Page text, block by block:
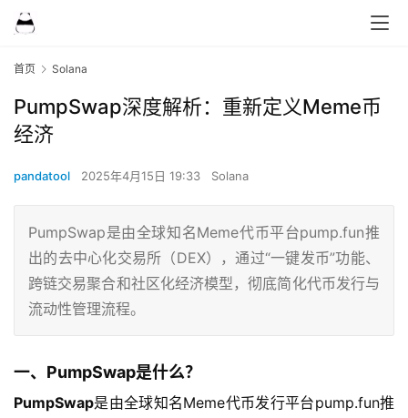
首页 Solana
PumpSwap深度解析：重新定义Meme币
经济
pandatool 2025年4月15日 19:33 Solana
PumpSwap是由全球知名Meme代币平台pump.fun推
出的去中心化交易所（DEX），通过“一键发币”功能、
跨链交易聚合和社区化经济模型，彻底简化代币发行与
流动性管理流程。
一、PumpSwap是什么？
PumpSwap是由全球知名Meme代币发行平台pump.fun推